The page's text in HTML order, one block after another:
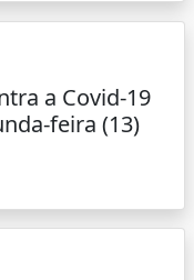
a Covid-19
feira (13)